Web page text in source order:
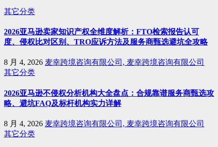
其它分类
2026亚马逊卖家知识产权全维度解析：FTO检索报告认可
度、侵权比对区别、TRO应诉方法及服务商甄选避坑全攻略
8 月 4, 2026 麦幸跨境咨询有限公司, 麦幸跨境咨询有限公司
其它分类
2026亚马逊不侵权分析机构大全盘点：合规靠谱服务商甄选攻
略、避坑FAQ及标杆机构实力详解
8 月 4, 2026 麦幸跨境咨询有限公司, 麦幸跨境咨询有限公司
其它分类